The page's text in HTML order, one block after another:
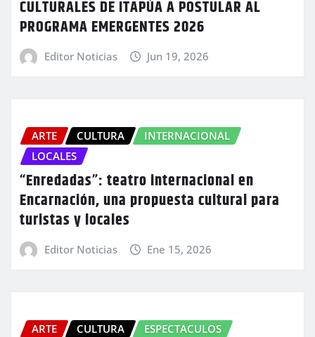
CULTURALES DE ITAPÚA A POSTULAR AL
PROGRAMA EMERGENTES 2026
Editor Noticias Jun 19, 2026
ARTE CULTURA
INTERNACIONAL
LOCALES
“Enredadas”: teatro internacional en
Encarnación, una propuesta cultural para
turistas y locales
Editor Noticias Ene 15, 2026
ARTE CULTURA
ESPECTACULOS